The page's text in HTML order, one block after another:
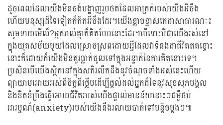
ដូចពេលដែលយើងមិនចង់បង្ហាញរូបថតដែលអាក្រក់របស់យើងអីចឹង
ហើយមនុស្សដ៏ទៃទៀតក៏គិតអីចឹងដែរ។យើងខ្លាចខ្មាសគេជាសាធារណៈ៖
សូមទាយមើល៏?អ្នករាល់គ្នាក៏គិតបែបនោះដែរ។បើទោះបីជាយើងរស់នៅ
ក្នុងយុគសម័យមួយដែលស្រោចស្រពដោយអ្វីដែលវាទំនងជាជីវិតឥតខ្ចោះ
នោះក៏ដោយក៏យើងមិនគួរធ្លាក់ចូលទៅក្នុងអន្ទាក់នៃការគិតនោះទេ។
ប្រសិនបើយើងស្ថិតនៅក្នុងសតិរលឹកដឹងនូវចំណុចទាំងអស់នេះហើយ
ព្យាយាមអោយអស់ពីចិត្តពីថ្លើមដើម្បីផ្តល់ដល់អ្នកដ៏ទៃនូវសុខសុភមង្គល
និងខិតខំប្រឹងធ្វើអោយជីវិតរបស់យើងផ្ទាល់មានន័យនោះៗជម្ងឺថប់
អារម្មណ៏(anxiety)របស់យើងនឹងរលាយបាត់ទៅបន្តិចម្តងៗ៕